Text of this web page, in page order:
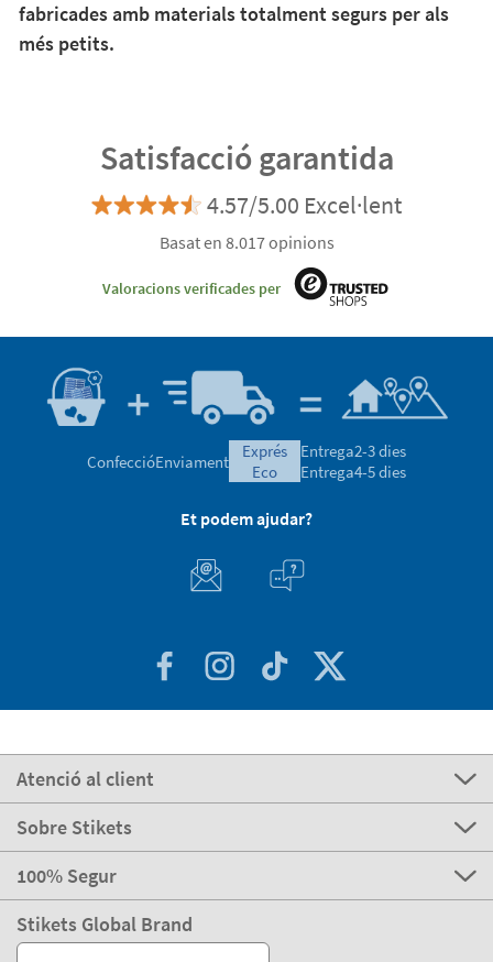
fabricades amb materials totalment segurs per als
més petits.
Satisfacció garantida
4.57/5.00 Excel·lent
Basat en 8.017 opinions
Valoracions verificades per
ConfeccióEnviament
exprés
eco
Entrega2-3 dies
Entrega4-5 dies
Et podem ajudar?
Atenció al client
Sobre Stikets
100% Segur
Stikets Global Brand